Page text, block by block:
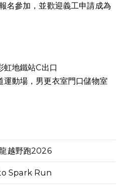
名參加，並歡迎義工申請成為
虹地鐵站C出口
運動場，男更衣室門口儲物室
越野跑2026
Spark Run